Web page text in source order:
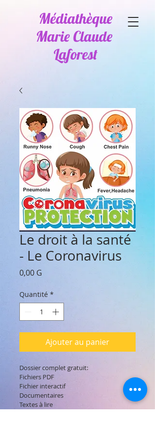
Médiathèque
Marie Claude
Laforest
Le droit à la santé
- Le Coronavirus
0,00 G
Quantité *
Ajouter au panier
Dossier complet gratuit:
Fichiers PDF
Fichier interactif
Documentaires
Textes à lire